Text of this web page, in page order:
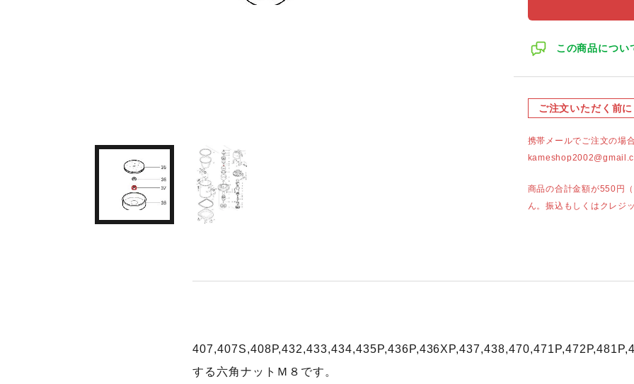
この商品につい
ご注文いただく前に
携帯メールでご注文の場
商品の合計金額が550円
ん。振込もしくはクレジ
する六角ナットＭ８です。